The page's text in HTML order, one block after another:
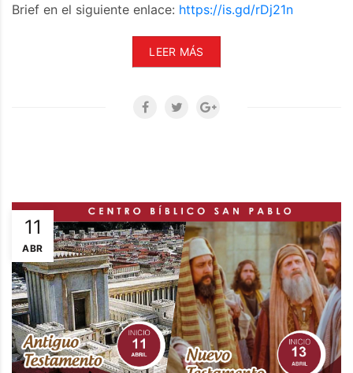
Brief en el siguiente enlace: https://is.gd/rDj21n
LEER MÁS
11
ABR